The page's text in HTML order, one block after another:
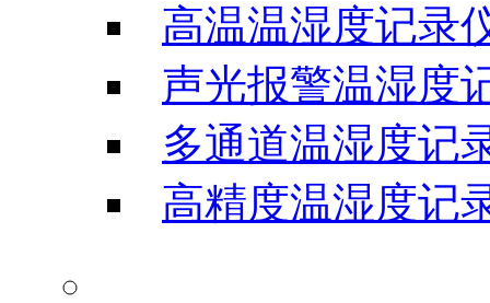
高温温湿度记录
声光报警温湿度
多通道温湿度记
高精度温湿度记